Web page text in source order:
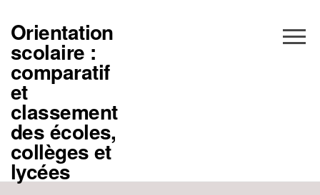
contenu
Orientation
scolaire :
comparatif
et
classement
des écoles,
collèges et
lycées